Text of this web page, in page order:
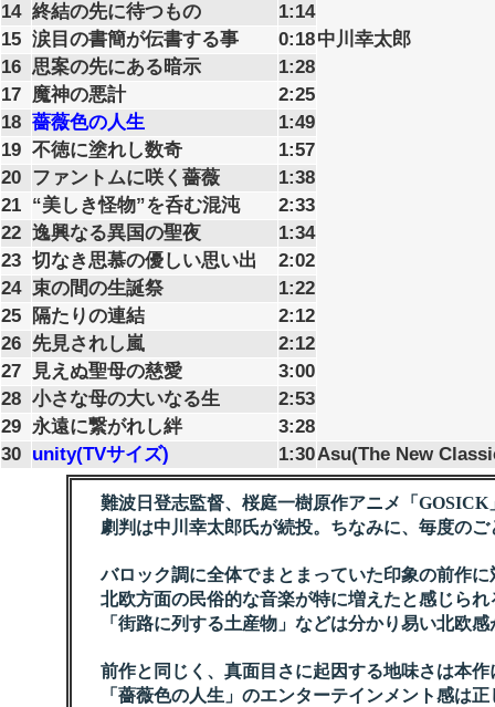
中川幸太郎
14 終結の先に待つもの
1:14
15 涙目の書簡が伝書する事
0:18
16 思案の先にある暗示
1:28
17 魔神の悪計
2:25
18 薔薇色の人生
1:49
19 不徳に塗れし数奇
1:57
20 ファントムに咲く薔薇
1:38
21 “美しき怪物”を呑む混沌
2:33
22 逸興なる異国の聖夜
1:34
23 切なき思慕の優しい思い出
2:02
24 束の間の生誕祭
1:22
25
隔たりの連結
2:12
26 先見されし嵐
2:12
27
見えぬ聖母の慈愛
3:00
28 小さな母の大いなる生
2:53
29 永遠に繋がれし絆
3:28
30 unity(TVサイズ) 1:30Asu(The New
難波日登志監督、桜庭一樹原作アニメ「GOSICK
劇判は中川幸太郎氏が続投。ちなみに、毎度の
バロック調に全体でまとまっていた印象の前作
北欧方面の民俗的な音楽が特に増えたと感じら
「街路に列する土産物」などは分かり易い北欧
前作と同じく、真面目さに起因する地味さは本
「薔薇色の人生」のエンターテインメント感は